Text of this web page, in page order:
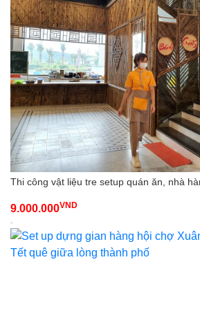
Thi công vật liệu tre setup quán ăn, nhà
9.000.000VND
-